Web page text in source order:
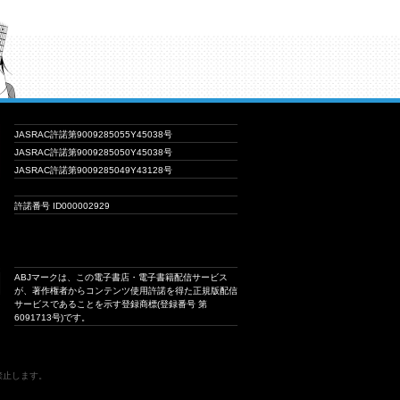
JASRAC許諾第9009285055Y45038号
JASRAC許諾第9009285050Y45038号
JASRAC許諾第9009285049Y43128号
許諾番号 ID000002929
ABJマークは、この電子書店・電子書籍配信サービス
が、著作権者からコンテンツ使用許諾を得た正規版配信
サービスであることを示す登録商標(登録番号 第
6091713号)です。
します。